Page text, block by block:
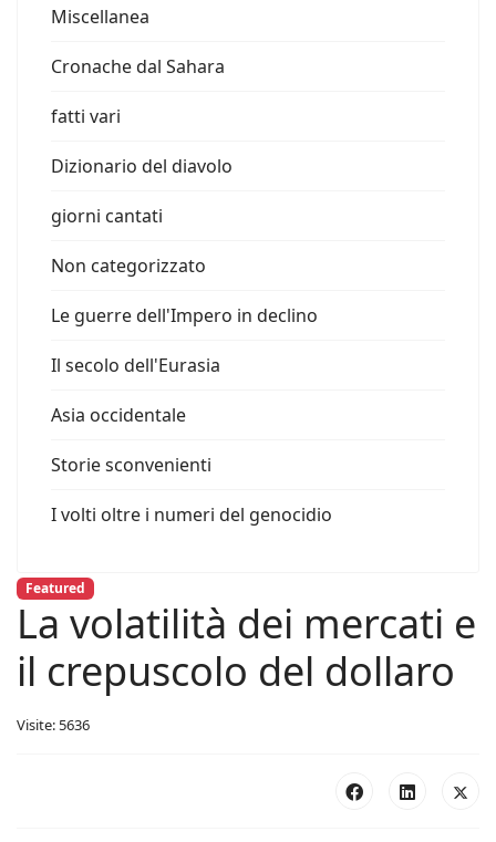
Miscellanea
Cronache dal Sahara
fatti vari
Dizionario del diavolo
giorni cantati
Non categorizzato
Le guerre dell'Impero in declino
Il secolo dell'Eurasia
Asia occidentale
Storie sconvenienti
I volti oltre i numeri del genocidio
Featured
La volatilità dei mercati e
il crepuscolo del dollaro
Visite: 5636